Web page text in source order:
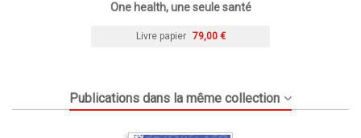
One health, une seule santé
Livre papier 79,00 €
Publications dans la même collection